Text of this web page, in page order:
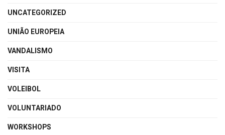
UNCATEGORIZED
UNIÃO EUROPEIA
VANDALISMO
VISITA
VOLEIBOL
VOLUNTARIADO
WORKSHOPS